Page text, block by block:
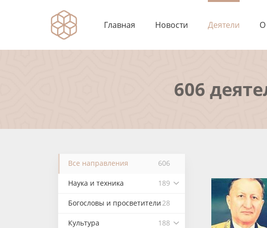
Главная Новости Деятели О
606
Все направления 606
Наука и техника 189
Богословы и просветители28
Культура 188